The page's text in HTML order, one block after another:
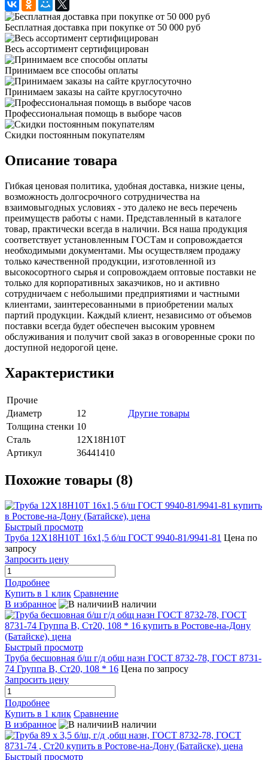
Бесплатная доставка при покупке от 50 000 руб
Весь ассортимент сертифицирован
Принимаем все способы оплаты
Принимаем заказы на сайте круглосуточно
Профессиональная помощь в выборе часов
Скидки постоянным покупателям
Описание товара
Гибкая ценовая политика, удобная доставка, низкие цены,
возможность долгосрочного сотрудничества на
взаимовыгодных условиях - это далеко не весь перечень
преимуществ работы с нами. Представленный в каталоге
товар, практически всегда в наличии. Вся наша продукция
соответствует установленным ГОСТам и сопровождается
необходимыми документами. Мы осуществляем продажу
только качественной продукции, изготовленной из
высокосортного сырья и сопровождаем оптовые поставки не
только для корпоративных заказчиков, но и активно
сотрудничаем с небольшими предприятиями и частными
клиентами, заинтересованными в приобретении малых
партий продукции. Каждый клиент, независимо от объемов
поставки всегда будет обеспечен высоким уровнем
обслуживания и получит свой заказ в оговоренные сроки по
доступной недорогой цене.
Характеристики
Прочие
Диаметр
12
Другие товары
Толщина стенки 10
Сталь
12Х18Н10Т
Артикул
36441410
Похожие товары (8)
Быстрый просмотр
Труба 12Х18Н10Т 16х1,5 б/ш ГОСТ 9940-81/9941-81 Цена по
запросу
Запросить цену
Подробнее
Купить в 1 клик Сравнение
В избранное
В наличии
Быстрый просмотр
Труба бесшовная б/ш г/д общ назн ГОСТ 8732-78, ГОСТ 8731-
74 Группа В, Ст20, 108 * 16 Цена по запросу
Запросить цену
Подробнее
Купить в 1 клик Сравнение
В избранное
В наличии
Быстрый просмотр